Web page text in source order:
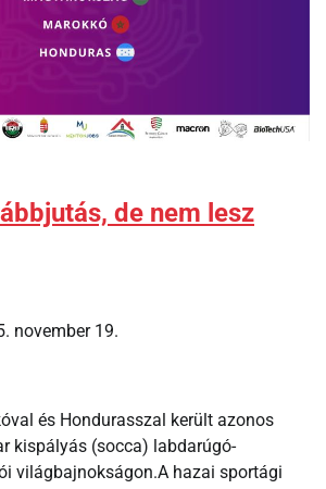
de nem lesz
november 19.
és Hondurasszal került azonos
kispályás (socca) labdarúgó-
világbajnokságon.A hazai sportági